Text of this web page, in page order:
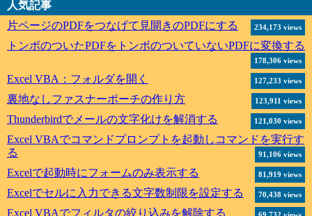
人気記事
片ページのPDFをつなげて見開きのPDFにする
234,173 views
トンボのついたPDFをトンボのついていないPDFに変換する
178,306 views
Excel VBA：フォルダを開く 127,233 views
裏地なしファスナーポーチの作り方 123,911 views
Thunderbirdでメールの文字化けを解消する 121,030 views
Excel VBAでコマンドプロンプトを起動しコマンドを実行す
る
91,106 views
Excelで起動時にフォームのみ表示する 81,919 views
Excelでセルに入力できる文字数制限を設定する 70,438 views
Excel VBAでフィルタの絞り込みを解除する